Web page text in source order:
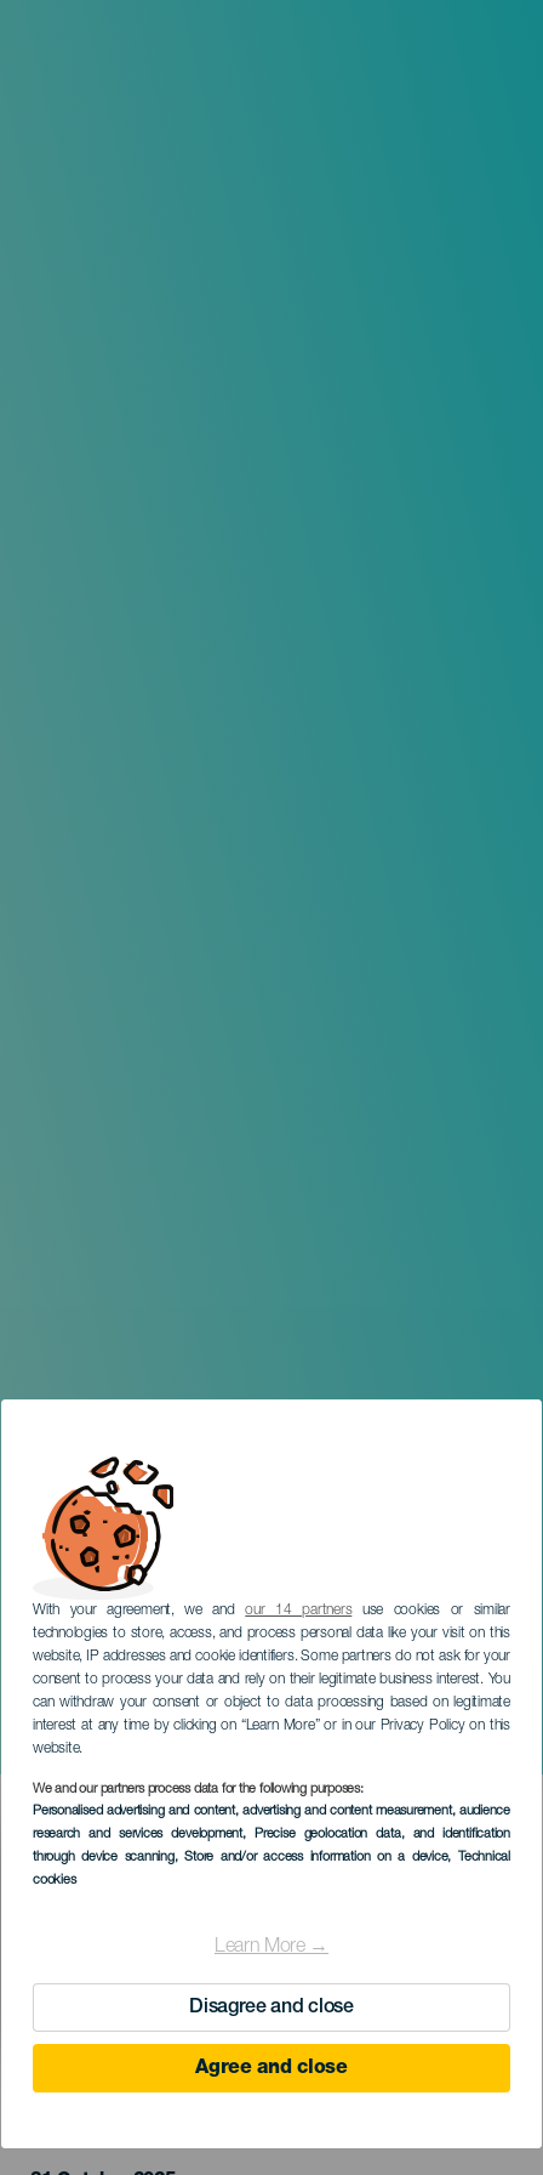
With your agreement, we andour 14 partnersuse cookies or similar
technologies to store, access, and process personal data like your visit on this
website, IP addresses and cookie identifiers. Some partners do not ask for your
consent to process your data and rely on their legitimate business interest. You
can withdraw your consent or object to data processing based on legitimate
interest at any time by clicking on “Learn More” or in our Privacy Policy on this
website.
We and our partners process data for the following purposes:
Personalised advertising and content, advertising and content measurement, audience
research and services development, Precise geolocation data, and identification
through device scanning, Store and/or access information on a device, Technical
cookies
Learn More →
Disagree and close
Agree and close
University Halloween XL
GRÃ-CANÁRIA
Imagen
Listado